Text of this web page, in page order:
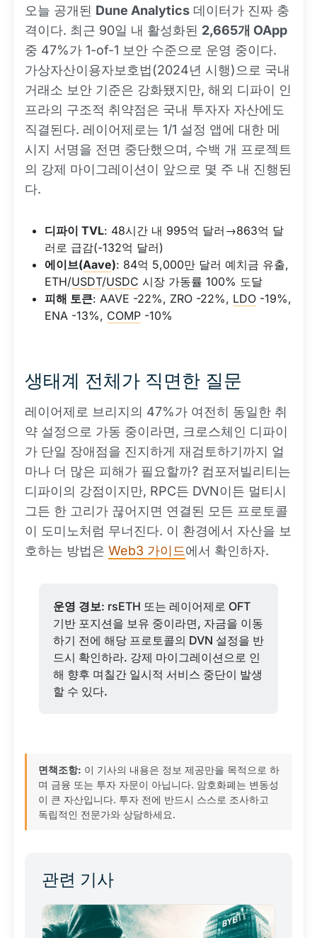
오늘 공개된 Dune Analytics 데이터가 진짜 충
격이다. 최근 90일 내 활성화된 2,665개 OApp
중 47%가 1-of-1 보안 수준으로 운영 중이다.
가상자산이용자보호법(2024년 시행)으로 국내
거래소 보안 기준은 강화됐지만, 해외 디파이 인
프라의 구조적 취약점은 국내 투자자 자산에도
직결된다. 레이어제로는 1/1 설정 앱에 대한 메
시지 서명을 전면 중단했으며, 수백 개 프로젝트
의 강제 마이그레이션이 앞으로 몇 주 내 진행된
다.
디파이 TVL: 48시간 내 995억 달러→863억 달
러로 급감(-132억 달러)
에이브(Aave): 84억 5,000만 달러 예치금 유출,
ETH/USDT/USDC 시장 가동률 100% 도달
피해 토큰: AAVE -22%, ZRO -22%, LDO -19%,
ENA -13%, COMP -10%
생태계 전체가 직면한 질문
레이어제로 브리지의 47%가 여전히 동일한 취
약 설정으로 가동 중이라면, 크로스체인 디파이
가 단일 장애점을 진지하게 재검토하기까지 얼
마나 더 많은 피해가 필요할까? 컴포저빌리티는
디파이의 강점이지만, RPC든 DVN이든 멀티시
그든 한 고리가 끊어지면 연결된 모든 프로토콜
이 도미노처럼 무너진다. 이 환경에서 자산을 보
호하는 방법은 Web3 가이드에서 확인하자.
운영 경보: rsETH 또는 레이어제로 OFT
기반 포지션을 보유 중이라면, 자금을 이동
하기 전에 해당 프로토콜의 DVN 설정을 반
드시 확인하라. 강제 마이그레이션으로 인
해 향후 며칠간 일시적 서비스 중단이 발생
할 수 있다.
면책조항: 이 기사의 내용은 정보 제공만을 목적으로 하
며 금융 또는 투자 자문이 아닙니다. 암호화폐는 변동성
이 큰 자산입니다. 투자 전에 반드시 스스로 조사하고
독립적인 전문가와 상담하세요.
관련 기사